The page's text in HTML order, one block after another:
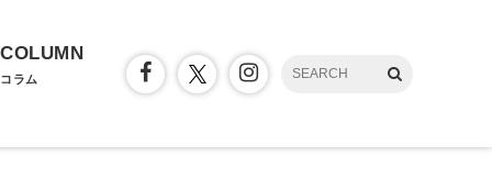
COLUMN
コラム